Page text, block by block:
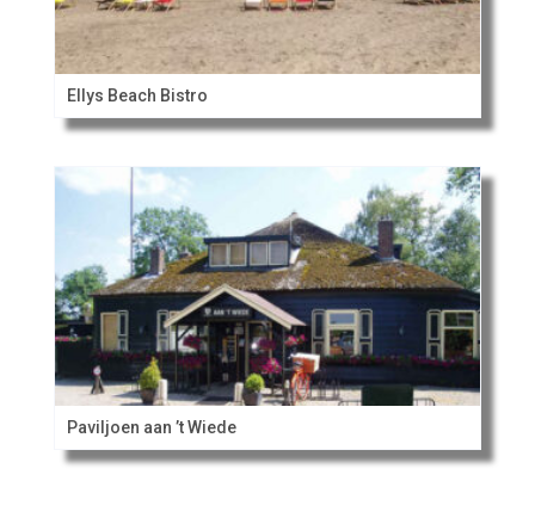
Ellys Beach Bistro
Paviljoen aan ’t Wiede